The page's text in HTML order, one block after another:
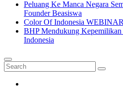
Peluang Ke Manca Negara
Founder Beasiswa
Color Of Indonesia
BHP Mendukung
Indonesia